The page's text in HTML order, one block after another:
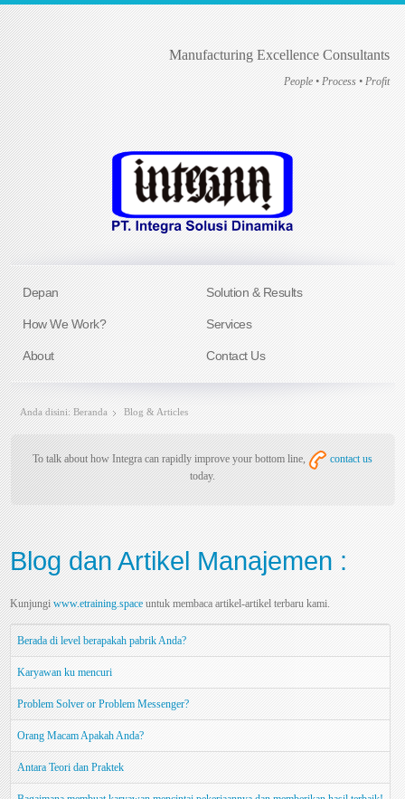
Manufacturing Excellence Consultants
People • Process • Profit
Depan Solution & Results
How We Work? Services
About Contact Us
Anda disini:Beranda Blog & Articles
To talk about how Integra can rapidly improve your bottom line,
contact us
today.
Blog dan Artikel Manajemen :
Kunjungiwww.etraining.space untuk membaca artikel-artikel terbaru kami.
Berada di level berapakah pabrik Anda?
Karyawan ku mencuri
Problem Solver or Problem Messenger?
Orang Macam Apakah Anda?
Antara Teori dan Praktek